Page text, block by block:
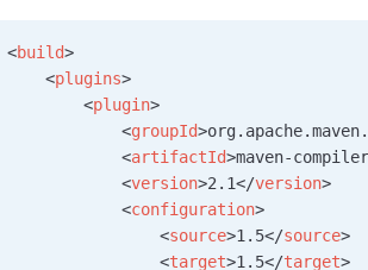
<build>
<plugins>
<plugin>
<groupId>
<artifactId>maven-
<version>2.1</version>
<configuration>
<source>1.5</source>
<target>1.5</target>